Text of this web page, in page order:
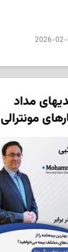
2026-
مداد
مونترالی